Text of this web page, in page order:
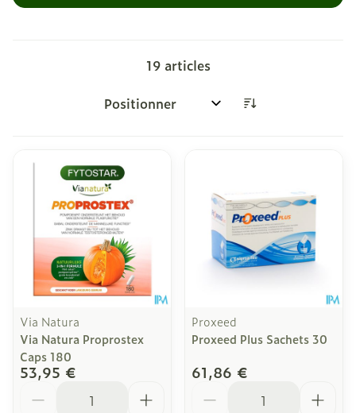
19articles
Trier par:
Via Natura
Via Natura Proprostex
Caps 180
53,95 €
Proxeed
Proxeed Plus Sachets 30
61,86 €